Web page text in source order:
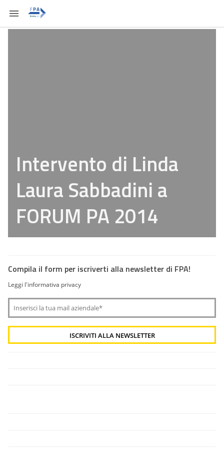
Intervento di Linda
Laura Sabbadini a
FORUM PA 2014
Compila il form per iscriverti alla newsletter di FPA!
Leggi l'informativa privacy